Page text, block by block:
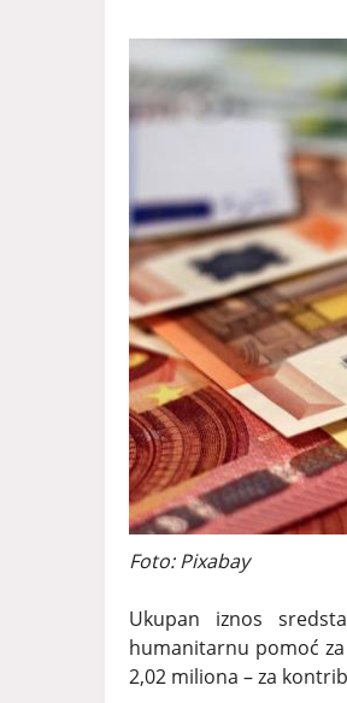
Foto: Pixabay
Ukupan iznos
humanitarnu pomoć
2,02 miliona – za